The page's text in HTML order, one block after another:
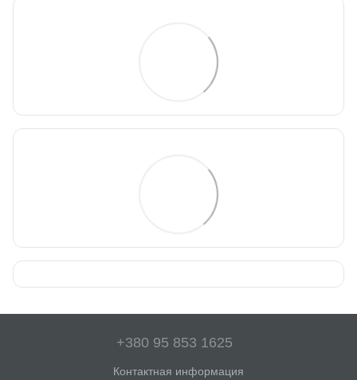
+380 95 853 1625
Контактная информация